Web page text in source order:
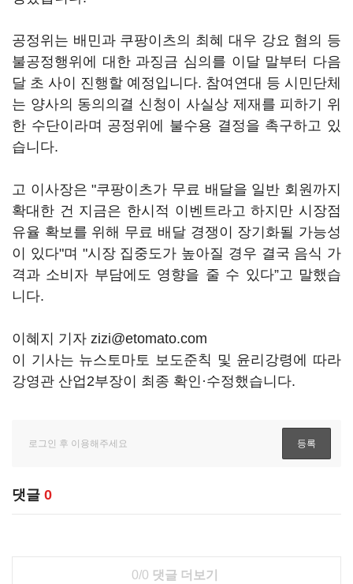
공정위는 배민과 쿠팡이츠의 최혜 대우 강요 혐의 등
불공정행위에 대한 과징금 심의를 이달 말부터 다음
달 초 사이 진행할 예정입니다. 참여연대 등 시민단체
는 양사의 동의의결 신청이 사실상 제재를 피하기 위
한 수단이라며 공정위에 불수용 결정을 촉구하고 있
습니다.
고 이사장은 "쿠팡이츠가 무료 배달을 일반 회원까지
확대한 건 지금은 한시적 이벤트라고 하지만 시장점
유율 확보를 위해 무료 배달 경쟁이 장기화될 가능성
이 있다"며 "시장 집중도가 높아질 경우 결국 음식 가
격과 소비자 부담에도 영향을 줄 수 있다”고 말했습
니다.
이혜지 기자 zizi@etomato.com
이 기사는 뉴스토마토 보도준칙 및 윤리강령에 따라
강영관 산업2부장이 최종 확인·수정했습니다.
댓글 0
0/0 댓글 더보기